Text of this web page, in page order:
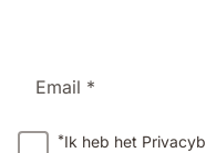
Email *
*Ik heb het